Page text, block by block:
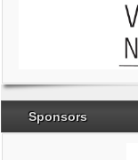
Sponsors